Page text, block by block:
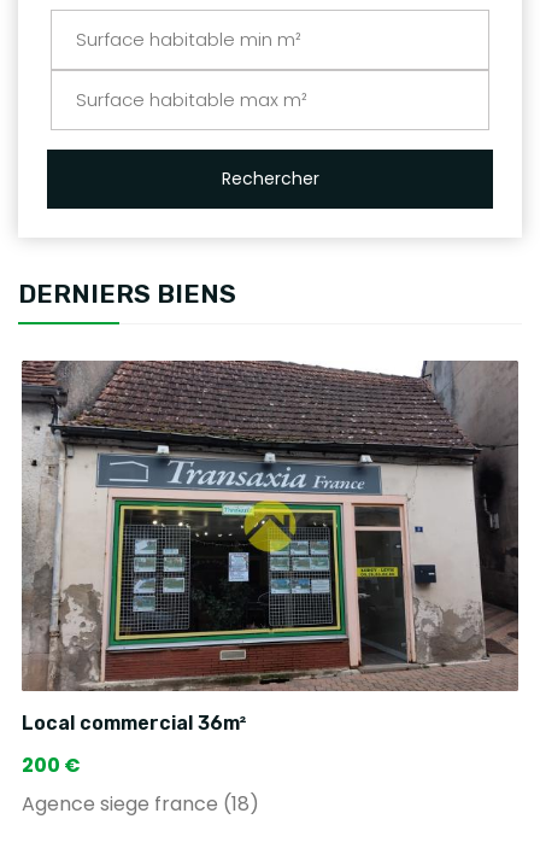
Rechercher
DERNIERS BIENS
Local commercial 36m²
200 €
Agence siege france (18)